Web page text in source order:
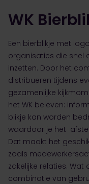
WK
Een bierblikje met
organisaties die snel
inzetten. Door het
distribueren tijdens
gezamenlijke
het WK beleven:
blikje kan worden
waardoor je het
Dat maakt het
zoals
zakelijke relaties.
combinatie van